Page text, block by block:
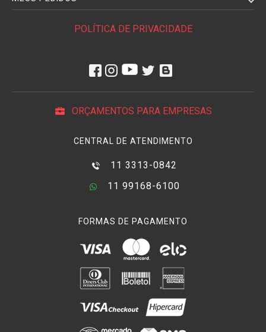
POLÍTICA DE PRIVACIDADE
ORÇAMENTOS PARA EMPRESAS
CENTRAL DE ATENDIMENTO
11 3313-0842
11 99168-6100
FORMAS DE PAGAMENTO